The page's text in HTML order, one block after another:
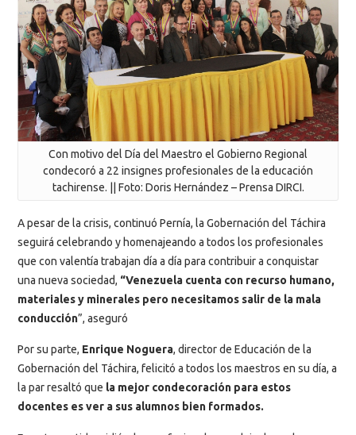
Con motivo del Día del Maestro el Gobierno Regional
condecoró a 22 insignes profesionales de la educación
tachirense. || Foto: Doris Hernández – Prensa DIRCI.
A pesar de la crisis, continuó Pernía, la Gobernación del Táchira
seguirá celebrando y homenajeando a todos los profesionales
que con valentía trabajan día a día para contribuir a conquistar
una nueva sociedad, “Venezuela cuenta con recurso humano,
materiales y minerales pero necesitamos salir de la mala
conducción”, aseguró
Por su parte, Enrique Noguera, director de Educación de la
Gobernación del Táchira, felicitó a todos los maestros en su día, a
la par resaltó que la mejor condecoración para estos
docentes es ver a sus alumnos bien formados.